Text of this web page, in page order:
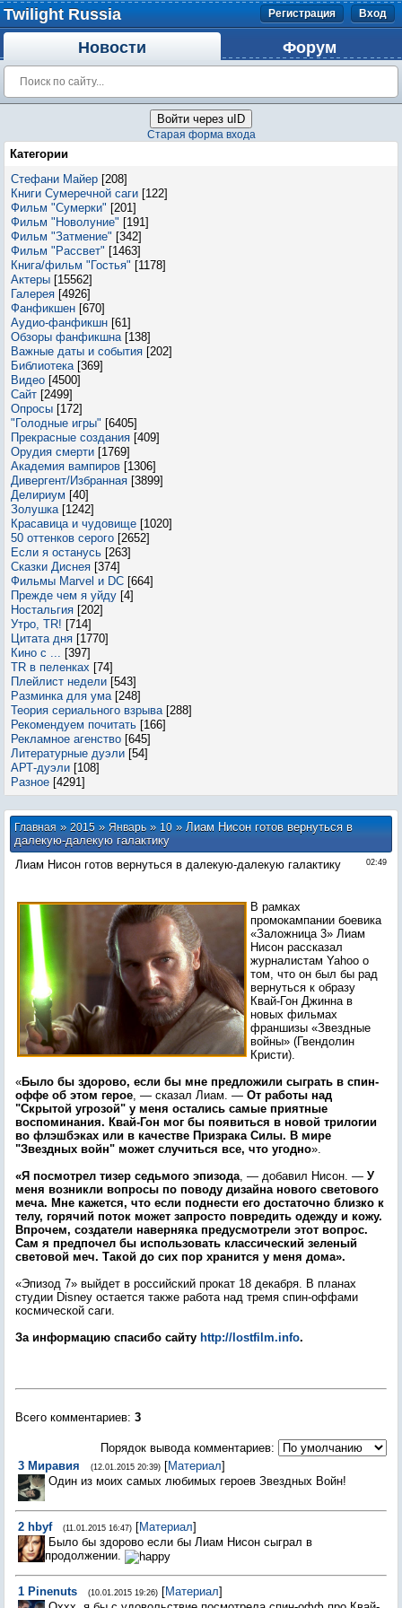
Twilight Russia Регистрация Вход
Новости Форум
Войти через uID
Старая форма входа
Категории
Стефани Майер [208]
Книги Сумеречной саги [122]
Фильм "Сумерки" [201]
Фильм "Новолуние" [191]
Фильм "Затмение" [342]
Фильм "Рассвет" [1463]
Книга/фильм "Гостья" [1178]
Актеры [15562]
Галерея [4926]
Фанфикшен [670]
Аудио-фанфикшн [61]
Обзоры фанфикшна [138]
Важные даты и события [202]
Библиотека [369]
Видео [4500]
Сайт [2499]
Опросы [172]
"Голодные игры" [6405]
Прекрасные создания [409]
Орудия смерти [1769]
Академия вампиров [1306]
Дивергент/Избранная [3899]
Делириум [40]
Золушка [1242]
Красавица и чудовище [1020]
50 оттенков серого [2652]
Если я останусь [263]
Сказки Диснея [374]
Фильмы Marvel и DC [664]
Прежде чем я уйду [4]
Ностальгия [202]
Утро, TR! [714]
Цитата дня [1770]
Кино с ... [397]
TR в пеленках [74]
Плейлист недели [543]
Разминка для ума [248]
Теория сериального взрыва [288]
Рекомендуем почитать [166]
Рекламное агенство [645]
Литературные дуэли [54]
АРТ-дуэли [108]
Разное [4291]
Главная»2015 » Январь » 10» Лиам Нисон готов вернуться в
далекую-далекую галактику
02:49
Лиам Нисон готов вернуться в далекую-далекую галактику
В рамках
промокампании боевика
«Заложница 3» Лиам
Нисон рассказал
журналистам Yahoo о
том, что он был бы рад
вернуться к образу
Квай-Гон Джинна в
новых фильмах
франшизы «Звездные
войны» (Гвендолин
Кристи).
«Было бы здорово, если бы мне предложили сыграть в спин-
оффе об этом герое, — сказал Лиам. — От работы над
"Скрытой угрозой" у меня остались самые приятные
воспоминания. Квай-Гон мог бы появиться в новой трилогии
во флэшбэках или в качестве Призрака Силы. В мире
"Звездных войн" может случиться все, что угодно».
«Я посмотрел тизер седьмого эпизода, — добавил Нисон. — У
меня возникли вопросы по поводу дизайна нового светового
меча. Мне кажется, что если поднести его достаточно близко к
телу, горячий поток может запросто повредить одежду и кожу.
Впрочем, создатели наверняка предусмотрели этот вопрос.
Сам я предпочел бы использовать классический зеленый
световой меч. Такой до сих пор хранится у меня дома».
«Эпизод 7» выйдет в российский прокат 18 декабря. В планах
студии Disney остается также работа над тремя спин-оффами
космической саги.
За информацию спасибо сайту http://lostfilm.info.
Всего комментариев: 3
Порядок вывода комментариев:
3 Миравия (12.01.2015 20:39) [Материал]
Один из моих самых любимых героев Звездных Войн!
2 hbyf (11.01.2015 16:47) [Материал]
Было бы здорово если бы Лиам Нисон сыграл в
продолжении.
1 Pinenuts (10.01.2015 19:26) [Материал]